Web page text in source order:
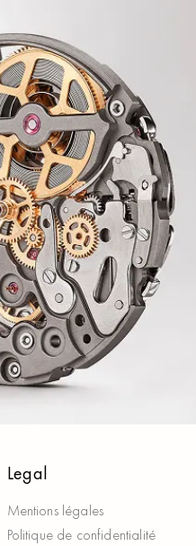
Legal
Mentions légales
Politique de confidentialité